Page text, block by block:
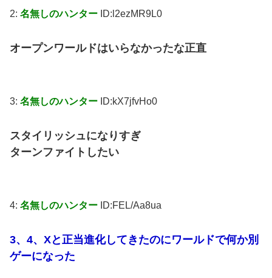
2: 名無しのハンター ID:l2ezMR9L0
オープンワールドはいらなかったな正直
3: 名無しのハンター ID:kX7jfvHo0
スタイリッシュになりすぎ
ターンファイトしたい
4: 名無しのハンター ID:FEL/Aa8ua
3、4、Xと正当進化してきたのにワールドで何か別
ゲーになった